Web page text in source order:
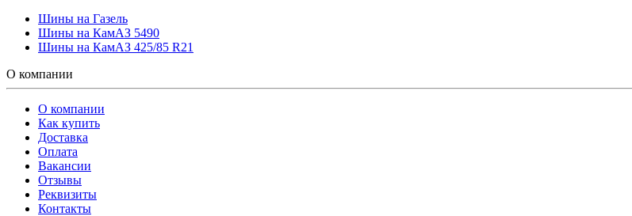
Шины на Газель
Шины на КамАЗ 5490
Шины на КамАЗ 425/85 R21
О компании
О компании
Как купить
Доставка
Оплата
Вакансии
Отзывы
Реквизиты
Контакты